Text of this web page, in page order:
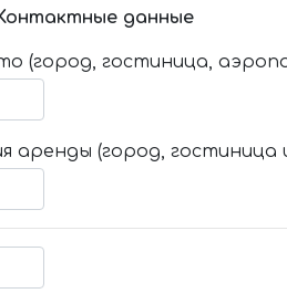
данные
(город, гостиница,
аренды (город, гостиница